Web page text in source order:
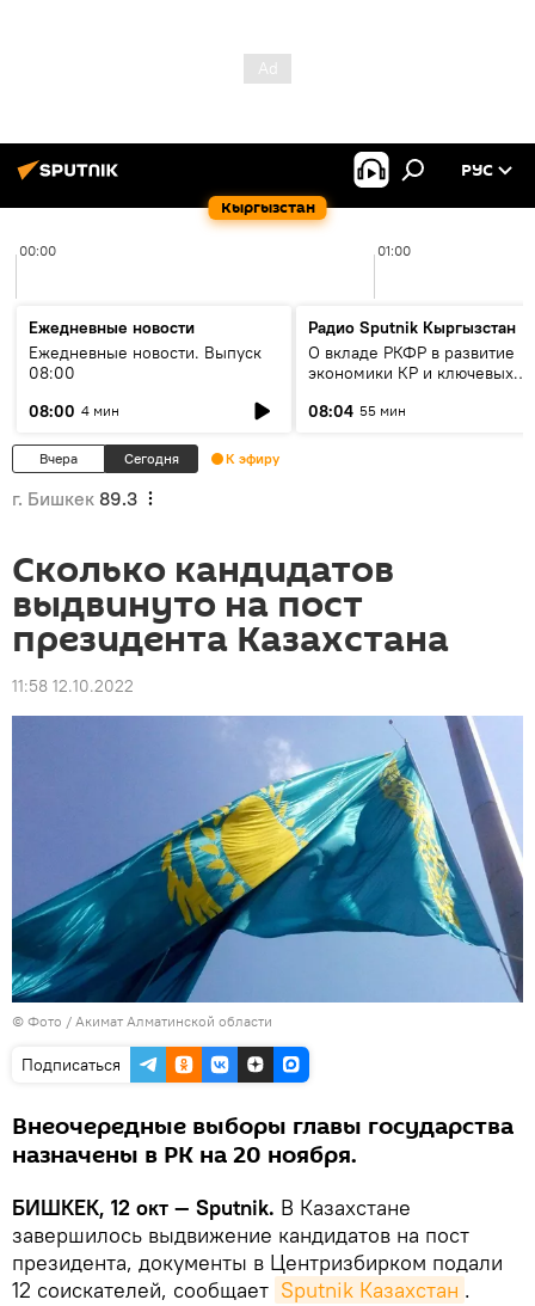
Кыргызстан
РУС
00:00 01:00
Ежедневные новости
Ежедневные новости. Выпуск
08:00
08:00 4 мин
Радио Sputnik Кыргызстан
О вкладе РКФР в развитие
экономики КР и ключевых
08:04 55 мин
Вчера Сегодня К эфиру
г. Бишкек 89.3
Сколько кандидатов
выдвинуто на пост
президента Казахстана
11:58 12.10.2022
© Фото / Акимат Алматинской области
Подписаться
Внеочередные выборы главы государства
назначены в РК на 20 ноября.
БИШКЕК, 12 окт — Sputnik. В Казахстане
завершилось выдвижение кандидатов на пост
президента, документы в Центризбирком подали
12 соискателей, сообщает Sputnik Казахстан .